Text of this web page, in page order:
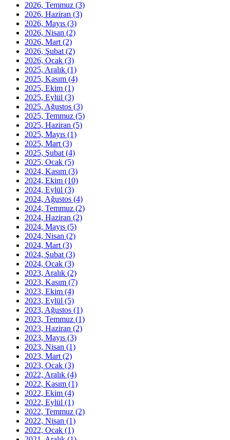
2026, Temmuz (3)
2026, Haziran (3)
2026, Mayıs (3)
2026, Nisan (2)
2026, Mart (2)
2026, Şubat (2)
2026, Ocak (3)
2025, Aralık (1)
2025, Kasım (4)
2025, Ekim (1)
2025, Eylül (3)
2025, Ağustos (3)
2025, Temmuz (5)
2025, Haziran (5)
2025, Mayıs (1)
2025, Mart (3)
2025, Şubat (4)
2025, Ocak (5)
2024, Kasım (3)
2024, Ekim (10)
2024, Eylül (3)
2024, Ağustos (4)
2024, Temmuz (2)
2024, Haziran (2)
2024, Mayıs (5)
2024, Nisan (2)
2024, Mart (3)
2024, Şubat (3)
2024, Ocak (3)
2023, Aralık (2)
2023, Kasım (7)
2023, Ekim (4)
2023, Eylül (5)
2023, Ağustos (1)
2023, Temmuz (1)
2023, Haziran (2)
2023, Mayıs (3)
2023, Nisan (1)
2023, Mart (2)
2023, Ocak (3)
2022, Aralık (4)
2022, Kasım (1)
2022, Ekim (4)
2022, Eylül (1)
2022, Temmuz (2)
2022, Nisan (1)
2022, Ocak (1)